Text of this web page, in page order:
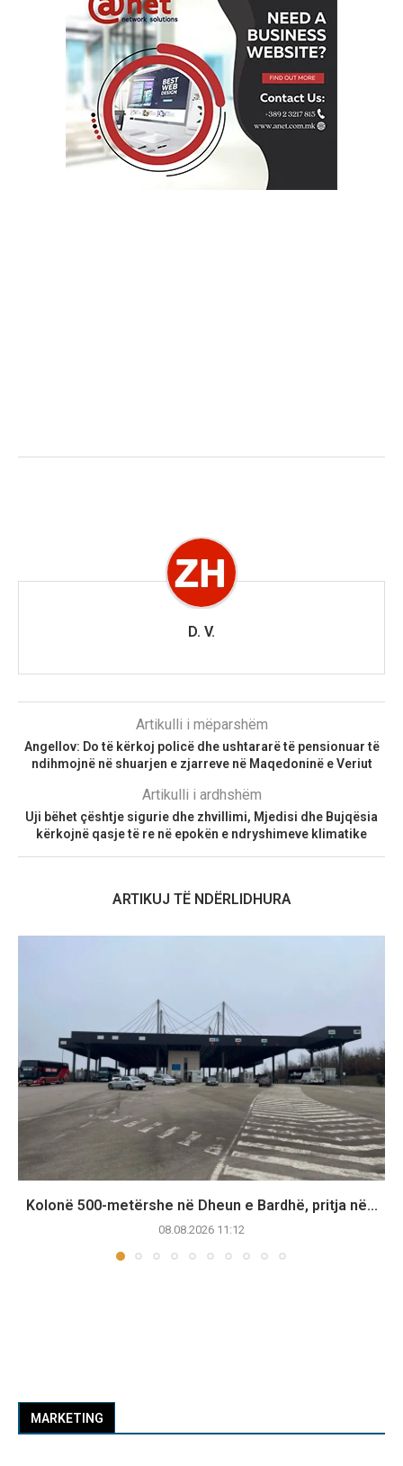
D. V.
Artikulli i mëparshëm
Angellov: Do të kërkoj policë dhe ushtararë të pensionuar të
ndihmojnë në shuarjen e zjarreve në Maqedoninë e Veriut
Artikulli i ardhshëm
Uji bëhet çështje sigurie dhe zhvillimi, Mjedisi dhe Bujqësia
kërkojnë qasje të re në epokën e ndryshimeve klimatike
ARTIKUJ TË NDËRLIDHURA
Kolonë 500-metërshe në Dheun e Bardhë, pritja në...
08.08.2026 11:12
MARKETING